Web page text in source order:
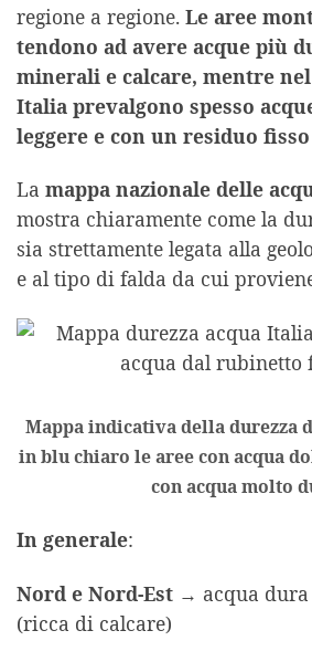
regione a regione. Le aree
tendono ad avere acque più
minerali e calcare, mentre
Italia prevalgono spesso
leggere e con un residuo
La mappa nazionale delle
mostra chiaramente come la
sia strettamente legata alla
e al tipo di falda da cui
Mappa indicativa della durezza
in blu chiaro le aree con acqua
con acqua molto
In generale:
Nord e Nord-Est → acqua
(ricca di calcare)